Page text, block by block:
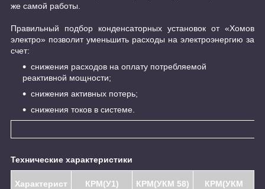
же самой работы.
Правильный подбор конденсаторных установок от «Хомов
электро» позволит уменьшить расходы на электроэнергию за
счет:
снижения расходов на оплату потребляемой
реактивной мощности;
снижения активных потерь;
снижения токов в системе.
Технические характеристики
Характерист
КРМ(У1) КРМ(УКМ 58)
КРМ(УКМ